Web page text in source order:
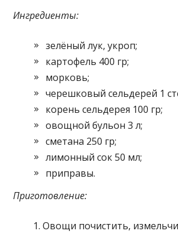
Ингредиенты:
зелёный лук, укроп;
картофель 400 гр;
морковь;
черешковый сельдерей 1
корень сельдерея 100 гр;
овощной бульон 3 л;
сметана 250 гр;
лимонный сок 50 мл;
приправы.
Приготовление:
Овощи почистить,